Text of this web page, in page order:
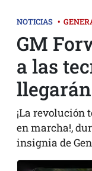
NOTICIAS •
GM
a las
llegarán
¡La revolución
en marcha!,
insignia de